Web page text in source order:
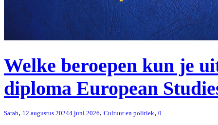
Welke beroepen kun je
diploma European
Sarah, 12 augustus 20244 juni 2026, Cultuur en politiek, 0